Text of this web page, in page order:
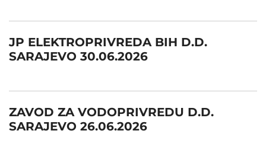
JP ELEKTROPRIVREDA BIH D.D.
SARAJEVO 30.06.2026
ZAVOD ZA VODOPRIVREDU D.D.
SARAJEVO 26.06.2026